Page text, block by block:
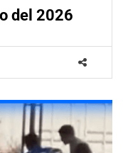
del 2026